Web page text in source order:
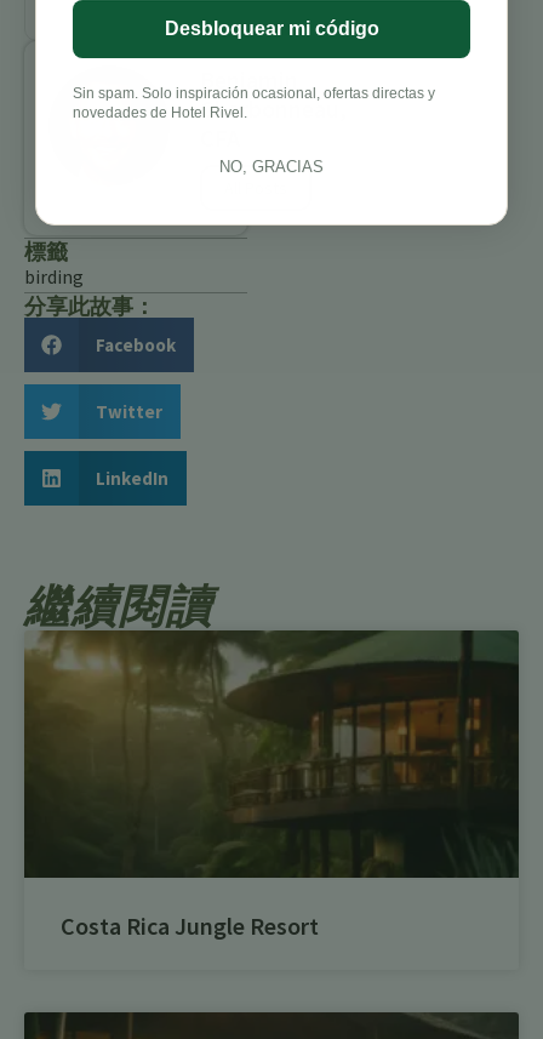
Benjamin
Charbonneau,
標籤
birding
分享此故事：
Facebook
Twitter
LinkedIn
繼續閱讀
Costa Rica Jungle Resort
Desbloquear mi código
Sin spam. Solo inspiración ocasional, ofertas directas y
novedades de Hotel Rivel.
NO, GRACIAS